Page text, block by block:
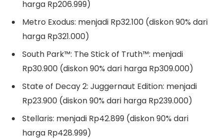
harga Rp206.999)
Metro Exodus: menjadi Rp32.100 (diskon 90% dari
harga Rp321.000)
South Park™: The Stick of Truth™: menjadi
Rp30.900 (diskon 90% dari harga Rp309.000)
State of Decay 2: Juggernaut Edition: menjadi
Rp23.900 (diskon 90% dari harga Rp239.000)
Stellaris: menjadi Rp42.899 (diskon 90% dari
harga Rp428.999)